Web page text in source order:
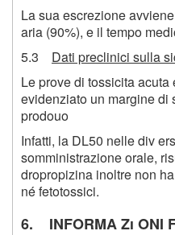
La sua escrezione
aria (90%), e il tempo
5.3 Dati preclinici sulla
Le prove di tossicita
evidenziato un margine di
prodouo
Infatti, la DL50 nelle div
somministrazione orale,
dropropizina inoltre non
né fetotossici.
6. INFORMA Zi ONI